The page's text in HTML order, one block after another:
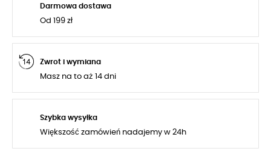
Darmowa dostawa
Od 199 zł
Zwrot i wymiana
Masz na to aż 14 dni
Szybka wysyłka
Większość zamówień nadajemy w 24h